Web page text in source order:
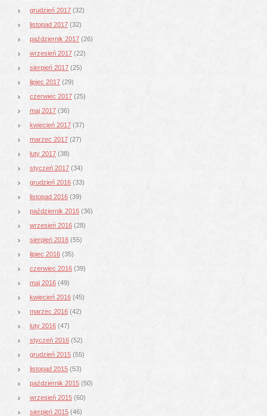
grudzień 2017 (32)
listopad 2017 (32)
październik 2017 (26)
wrzesień 2017 (22)
sierpień 2017 (25)
lipiec 2017 (29)
czerwiec 2017 (25)
maj 2017 (36)
kwiecień 2017 (37)
marzec 2017 (27)
luty 2017 (38)
styczeń 2017 (34)
grudzień 2016 (33)
listopad 2016 (39)
październik 2016 (36)
wrzesień 2016 (28)
sierpień 2016 (55)
lipiec 2016 (35)
czerwiec 2016 (39)
maj 2016 (49)
kwiecień 2016 (45)
marzec 2016 (42)
luty 2016 (47)
styczeń 2016 (52)
grudzień 2015 (55)
listopad 2015 (53)
październik 2015 (50)
wrzesień 2015 (60)
sierpień 2015 (46)